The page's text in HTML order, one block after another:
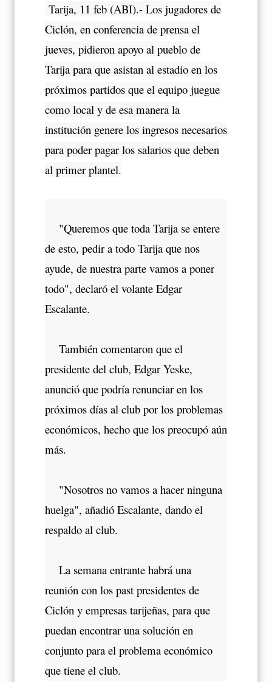
Tarija, 11 feb (ABI).- Los jugadores de
Ciclón, en conferencia de prensa el
jueves, pidieron apoyo al pueblo de
Tarija para que asistan al estadio en los
próximos partidos que el equipo juegue
como local y de esa manera la
institución genere los ingresos necesarios
para poder pagar los salarios que deben
al primer plantel.
"Queremos que toda Tarija se entere
de esto, pedir a todo Tarija que nos
ayude, de nuestra parte vamos a poner
todo", declaró el volante Edgar
Escalante.
También comentaron que el
presidente del club, Edgar Yeske,
anunció que podría renunciar en los
próximos días al club por los problemas
económicos, hecho que los preocupó aún
más.
"Nosotros no vamos a hacer ninguna
huelga", añadió Escalante, dando el
respaldo al club.
La semana entrante habrá una
reunión con los past presidentes de
Ciclón y empresas tarijeñas, para que
puedan encontrar una solución en
conjunto para el problema económico
que tiene el club.